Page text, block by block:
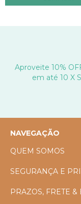
Aproveite 10%
em até 10 X
NAVEGAÇÃO
QUEM SOMOS
SEGURANÇA E
PRAZOS, FRETE &